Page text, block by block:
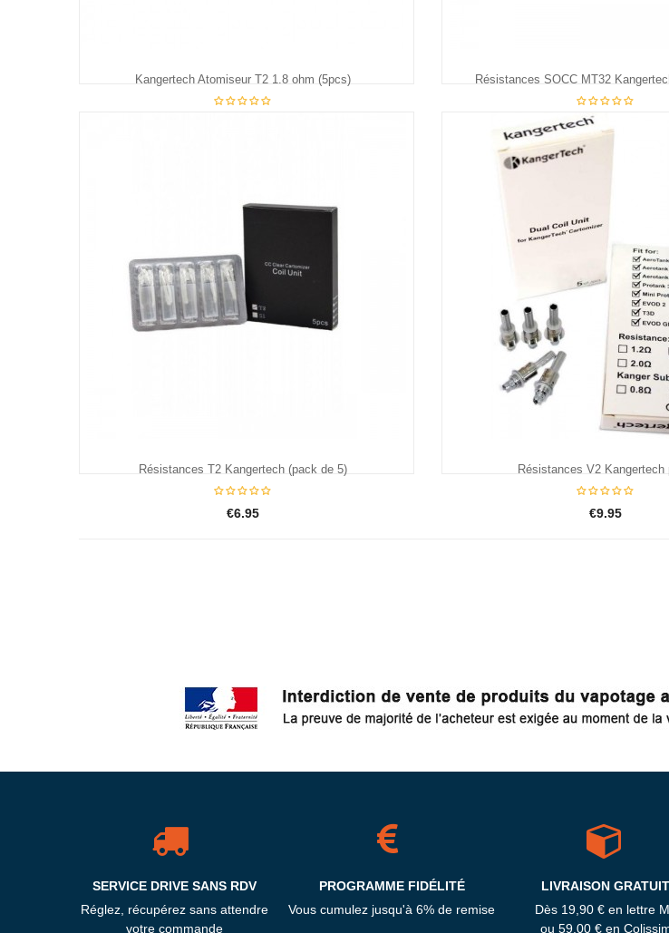
Kangertech Atomiseur T2 1.8 ohm (5pcs) Résistances SOCC MT32
€8.75
Résistances T2 Kangertech (pack de 5)
€6.95
Résistances V2 Kangertech
€9.95
SERVICE DRIVE SANS RDV
Réglez, récupérez sans attendre
votre commande
PROGRAMME FIDÉLITÉ
Vous cumulez jusqu'à 6% de remise
LIVRAISON
Dès 19,90 € en lettre
ou 59,00 € en